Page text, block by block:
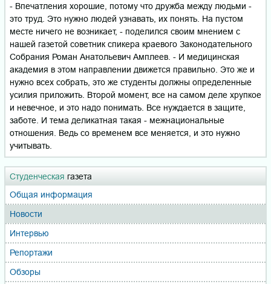
Студенческая газета
Общая информация
Новости
Интервью
Репортажи
Обзоры
- Впечатления хорошие, потому что дружба между людьми -
это труд. Это нужно людей узнавать, их понять. На пустом
месте ничего не возникает, - поделился своим мнением с
нашей газетой советник спикера краевого Законодательного
Собрания Роман Анатольевич Амплеев. - И медицинская
академия в этом направлении движется правильно. Это же и
нужно всех собрать, это же студенты должны определенные
усилия приложить. Второй момент, все на самом деле хрупкое
и невечное, и это надо понимать. Все нуждается в защите,
заботе. И тема деликатная такая - межнациональные
отношения. Ведь со временем все меняется, и это нужно
учитывать.